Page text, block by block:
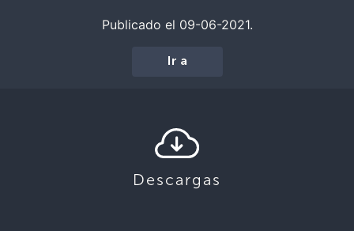
Publicado el 09-06-2021.
Ir a
Descargas